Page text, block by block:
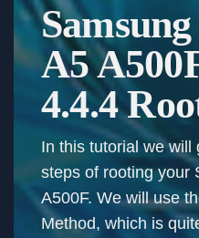
A5
4.4.4
In this tutorial we will
steps of rooting your
A500F. We will use
Method, which is